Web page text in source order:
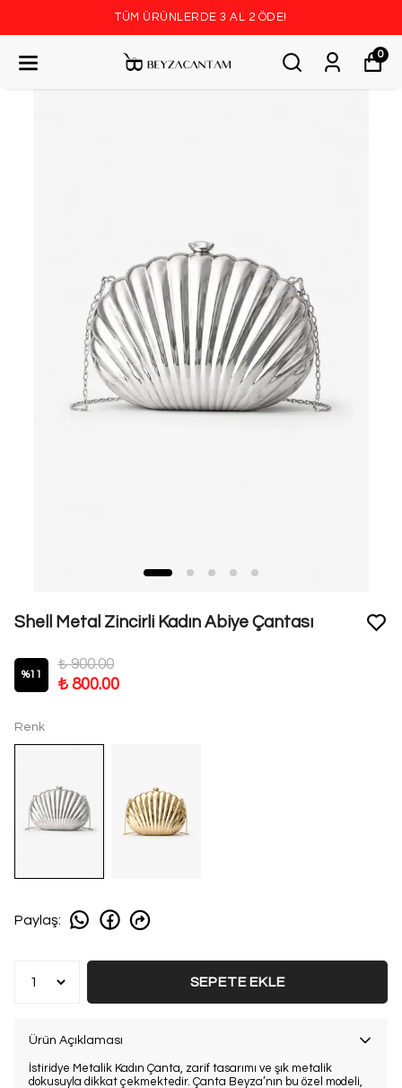
TÜM ÜRÜNLERDE 3 AL 2 ÖDE!
0
Shell Metal Zincirli Kadın Abiye Çantası
%11
₺ 900.00
₺ 800.00
Renk
Paylaş:
SEPETE EKLE
Ürün Açıklaması
İstiridye Metalik Kadın Çanta, zarif tasarımı ve şık metalik
dokusuyla dikkat çekmektedir. Çanta Beyza’nın bu özel modeli,